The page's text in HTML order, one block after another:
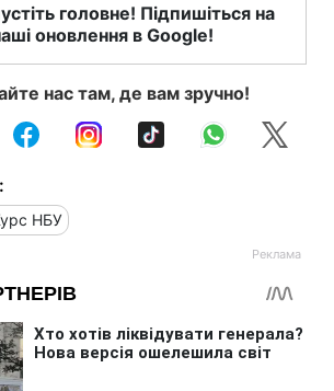
головне! Підпишіться на
оновлення в Google!
нас там, де вам зручно!
НБУ